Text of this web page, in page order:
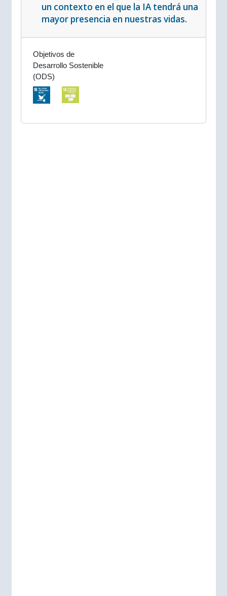
un contexto en el que la IA tendrá una
mayor presencia en nuestras vidas.
Objetivos de
Desarrollo Sostenible
(ODS)